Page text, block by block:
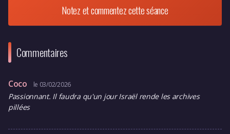
Notez et commentez cette séance
Commentaires
Coco le 03/02/2026
Passionnant. Il faudra qu'un jour Israël rende les archives
pillées